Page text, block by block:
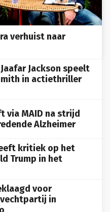
verhuist naar
Jackson speelt
in actiethriller
via MAID na strijd
Alzheimer
kritiek op het
Trump in het
voor
in